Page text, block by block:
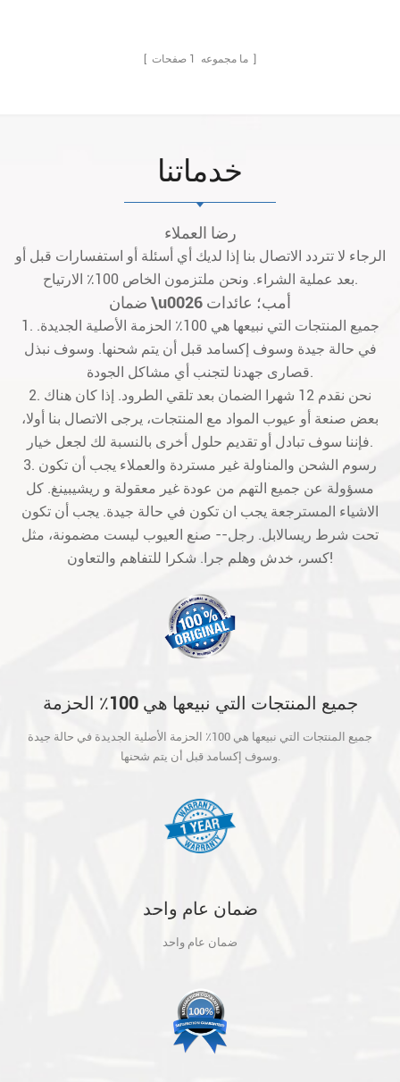
[ ما مجموعه 1 صفحات ]
خدماتنا
رضا العملاء
الرجاء لا تتردد الاتصال بنا إذا لديك أي أسئلة أو استفسارات قبل أو
بعد عملية الشراء. ونحن ملتزمون الخاص 100٪ الارتياح.
ضمان \u0026 أمب؛ عائدات
1. جميع المنتجات التي نبيعها هي 100٪ الحزمة الأصلية الجديدة.
في حالة جيدة وسوف إكسامد قبل أن يتم شحنها. وسوف نبذل
قصارى جهدنا لتجنب أي مشاكل الجودة.
2. نحن نقدم 12 شهرا الضمان بعد تلقي الطرود. إذا كان هناك
بعض صنعة أو عيوب المواد مع المنتجات، يرجى الاتصال بنا أولا،
فإننا سوف تبادل أو تقديم حلول أخرى بالنسبة لك لجعل خيار.
3. رسوم الشحن والمناولة غير مستردة والعملاء يجب أن تكون
مسؤولة عن جميع التهم من عودة غير معقولة و ريشيبينغ. كل
الاشياء المسترجعة يجب ان تكون في حالة جيدة. يجب أن تكون
تحت شرط ريسالابل. رجل-- صنع العيوب ليست مضمونة، مثل
كسر، خدش وهلم جرا. شكرا للتفاهم والتعاون!
جميع المنتجات التي نبيعها هي 100٪ الحزمة
قبل أن يتم شحنها.
جميع المنتجات التي نبيعها هي 100٪ الحزمة الأصلية الجديدة في حالة جيدة
وسوف إكسامد قبل أن يتم شحنها.
ضمان عام واحد
ضمان عام واحد